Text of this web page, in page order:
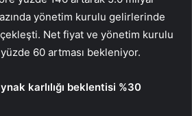
yönetim kurulu gelirlerinde
Net fiyat ve yönetim kurulu
60 artması bekleniyor.
karlılığı beklentisi %30